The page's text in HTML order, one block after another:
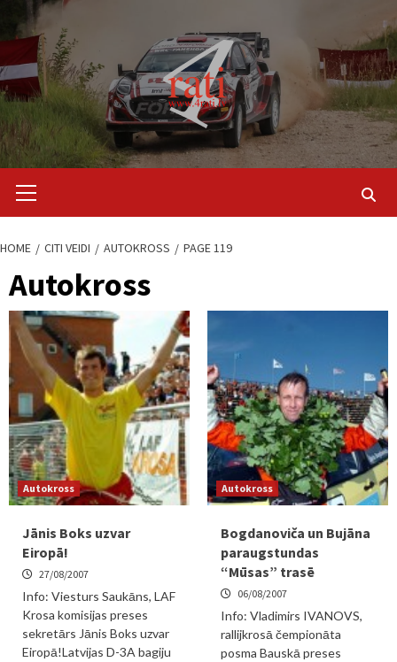
content
Menu
HOME CITI VEIDI AUTOKROSS PAGE 119
Autokross
Autokross
Jānis Boks uzvar
Eiropā!
27/08/2007
Info: Viesturs Saukāns, LAF
Krosa komisijas preses
sekretārs Jānis Boks uzvar
Eiropā!Latvijas D-3A bagiju
Autokross
Bogdanoviča un Bujāna
paraugstundas
“Mūsas” trasē
06/08/2007
Info: Vladimirs IVANOVS,
rallijkrosā čempionāta
posma Bauskā preses